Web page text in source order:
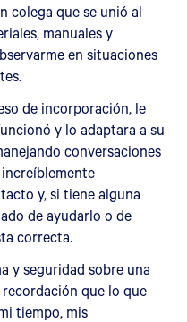
colega que se unió al
manuales y
en situaciones
de incorporación, le
y lo adaptara a su
conversaciones
y, si tiene alguna
de ayudarlo o de
correcta.
y seguridad sobre una
que lo que
tiempo, mis